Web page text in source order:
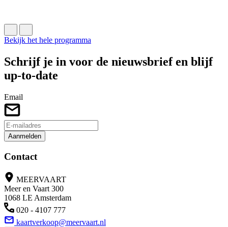
Bekijk het hele programma
Schrijf je in voor de nieuwsbrief en blijf
up-to-date
Email
Aanmelden
Contact
MEERVAART
Meer en Vaart 300
1068 LE Amsterdam
020 - 4107 777
kaartverkoop@meervaart.nl